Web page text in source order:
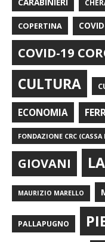
COPERTINA
COVID-19
CULTURA
ECONOMIA
FONDAZIONE CRC
GIOVANI
MAURIZIO MARELLO
PALLAPUGNO